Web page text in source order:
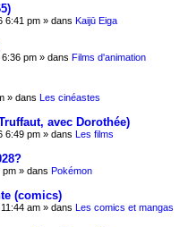
6:41 pm » dans Kaijū Eiga
pm » dans Films d'animation
» dans Les cinéastes
avec Dorothée)
6:49 pm » dans Les films
» dans Pokémon
(comics)
am » dans Les comics et mangas